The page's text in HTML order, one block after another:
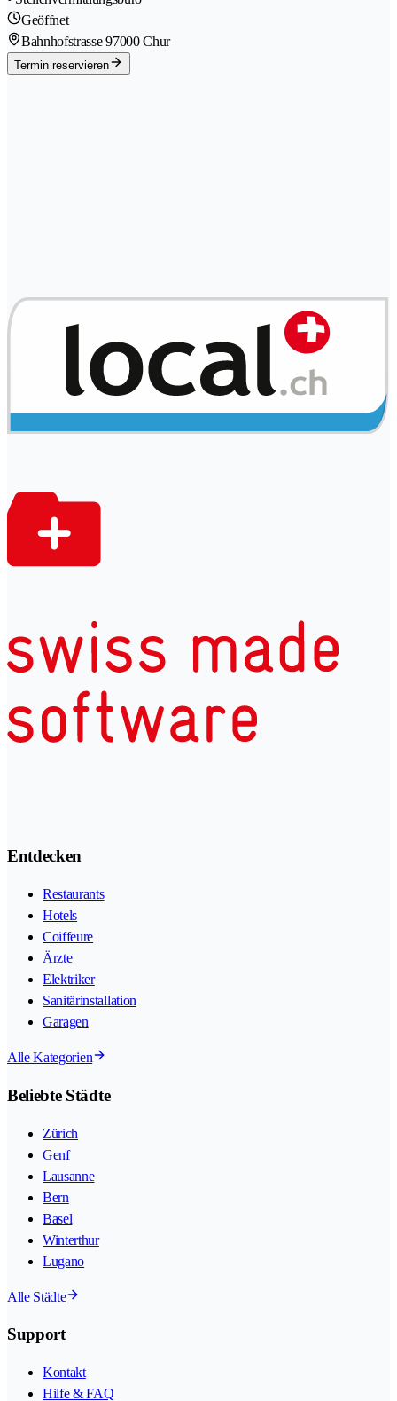
Geöffnet
Bahnhofstrasse 97000 Chur
Termin reservieren
Entdecken
Restaurants
Hotels
Coiffeure
Ärzte
Elektriker
Sanitärinstallation
Garagen
Alle Kategorien
Beliebte Städte
Zürich
Genf
Lausanne
Bern
Basel
Winterthur
Lugano
Alle Städte
Support
Kontakt
Hilfe & FAQ